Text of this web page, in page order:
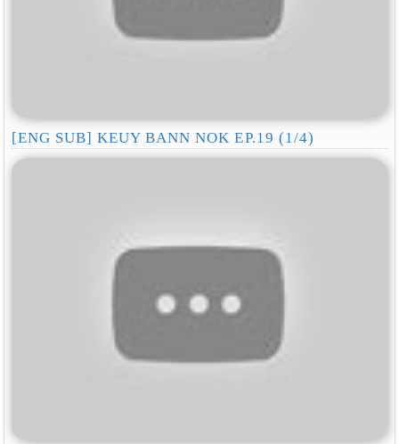
[ENG SUB] KEUY BANN NOK EP.19 (1/4)